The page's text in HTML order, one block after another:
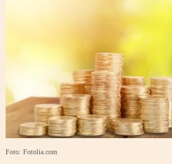
Foto: Fotolia.com